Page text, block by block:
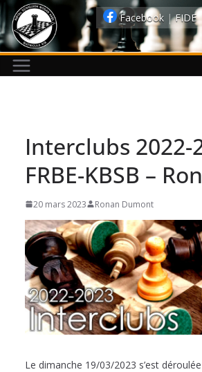
Passer
au
contenu
Interclubs 2022-
FRBE-KBSB –
20 mars 2023 Ronan Dumont
Le dimanche 19/03/2023 s’est
Facebook | FIDE